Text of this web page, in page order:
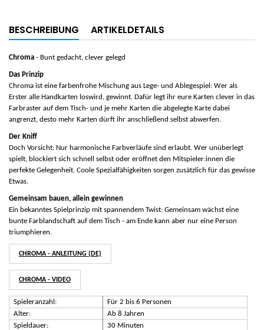
BESCHREIBUNG ARTIKELDETAILS
Chroma - Bunt gedacht, clever gelegd
Das Prinzip
Chroma ist eine farbenfrohe Mischung aus Lege- und Ablegespiel: Wer als
Erster alle Handkarten loswird, gewinnt. Dafür legt ihr eure Karten clever in das
Farbraster auf dem Tisch- und je mehr Karten die abgelegte Karte dabei
angrenzt, desto mehr Karten dürft ihr anschließend selbst abwerfen.
Der Kniff
Doch Vorsicht: Nur harmonische Farbverläufe sind erlaubt. Wer unüberlegt
spielt, blockiert sich schnell selbst oder eröffnet den Mitspieler:innen die
perfekte Gelegenheit. Coole Spezialfähigkeiten sorgen zusätzlich für das gewisse
Etwas.
Gemeinsam bauen, allein gewinnen
Ein bekanntes Spielprinzip mit spannendem Twist: Gemeinsam wächst eine
bunte Farblandschaft auf dem Tisch - am Ende kann aber nur eine Person
triumphieren.
CHROMA - ANLEITUNG (DE)
CHROMA - VIDEO
Spieleranzahl:
Für 2 bis 6 Personen
Alter:
Ab 8 Jahren
Spieldauer:
30 Minuten